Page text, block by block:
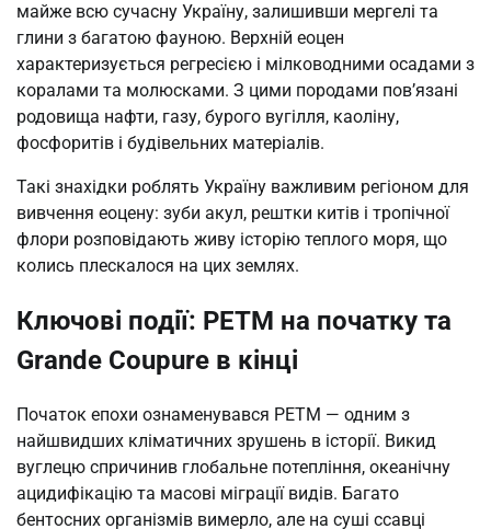
майже всю сучасну Україну, залишивши мергелі та
глини з багатою фауною. Верхній еоцен
характеризується регресією і мілководними осадами з
коралами та молюсками. З цими породами пов’язані
родовища нафти, газу, бурого вугілля, каоліну,
фосфоритів і будівельних матеріалів.
Такі знахідки роблять Україну важливим регіоном для
вивчення еоцену: зуби акул, рештки китів і тропічної
флори розповідають живу історію теплого моря, що
колись плескалося на цих землях.
Ключові події: PETM на початку та
Grande Coupure в кінці
Початок епохи ознаменувався PETM — одним з
найшвидших кліматичних зрушень в історії. Викид
вуглецю спричинив глобальне потепління, океанічну
ацидифікацію та масові міграції видів. Багато
бентосних організмів вимерло, але на суші ссавці